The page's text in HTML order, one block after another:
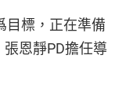
目標，正在準備
恩靜PD擔任導